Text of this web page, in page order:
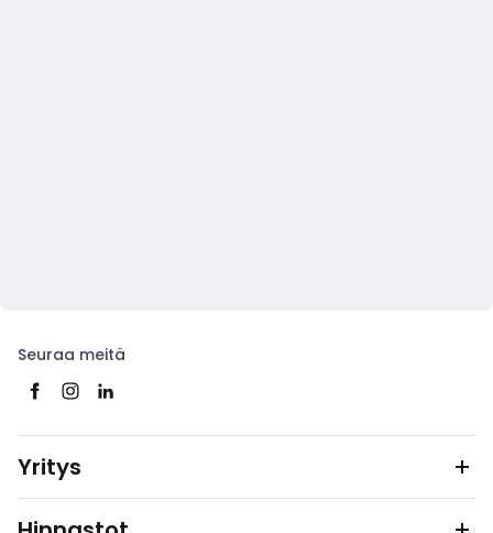
Seuraa meitä
Yritys